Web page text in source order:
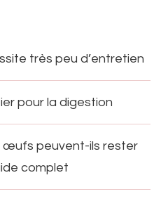
très peu d’entretien
pour la digestion
œufs peuvent-ils rester
complet